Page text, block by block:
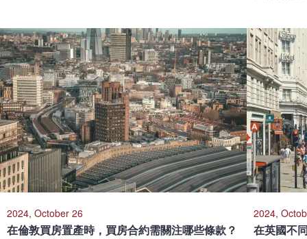
2024, October 26
在倫敦買房置產時，買房合約需關注哪些條款？
2024,